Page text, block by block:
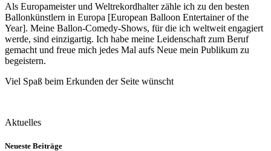
Als Europameister und Weltrekordhalter zähle ich zu den besten
Ballonkünstlern in Europa [European Balloon Entertainer of the
Year]. Meine Ballon-Comedy-Shows, für die ich weltweit engagiert
werde, sind einzigartig. Ich habe meine Leidenschaft zum Beruf
gemacht und freue mich jedes Mal aufs Neue mein Publikum zu
begeistern.
Viel Spaß beim Erkunden der Seite wünscht
Aktuelles
Neueste Beiträge